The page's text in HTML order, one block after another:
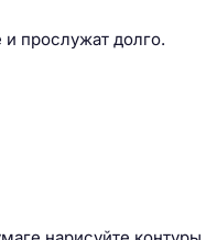
прослужат долго.